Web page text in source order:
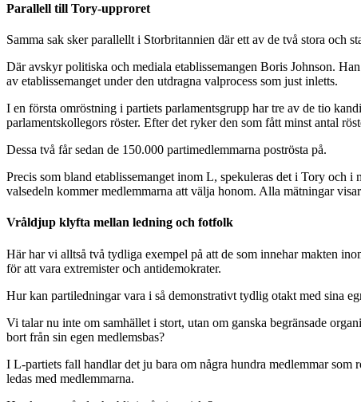
Parallell till Tory-upproret
Samma sak sker parallellt i Storbritannien där ett av de två stora och
Där avskyr politiska och mediala etablissemangen Boris Johnson.
av etablissemanget under den utdragna valprocess som just inletts.
I en första omröstning i partiets parlamentsgrupp har tre av de tio
parlamentskollegors röster. Efter det ryker den som fått minst antal
Dessa två får sedan de 150.000 partimedlemmarna poströsta på.
Precis som bland etablissemanget inom L, spekuleras det i Tory och
valsedeln kommer medlemmarna att välja honom. Alla mätningar
Vråldjup klyfta mellan ledning och fotfolk
Här har vi alltså två tydliga exempel på att de som innehar makten
för att vara extremister och antidemokrater.
Hur kan partiledningar vara i så demonstrativt tydlig otakt med sina
Vi talar nu inte om samhället i stort, utan om ganska begränsade
bort från sin egen medlemsbas?
I L-partiets fall handlar det ju bara om några hundra medlemmar
ledas med medlemmarna.